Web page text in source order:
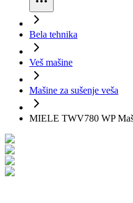
Bela tehnika
Veš mašine
Mašine za sušenje veša
MIELE TWV780 WP